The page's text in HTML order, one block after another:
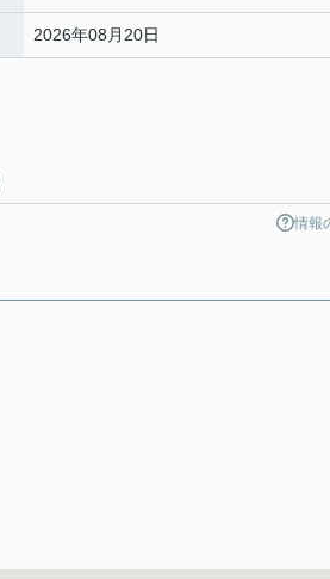
2026年08月20日
情報